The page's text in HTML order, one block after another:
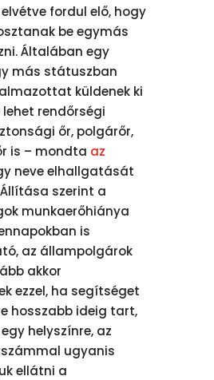
elvétve fordul elő, hogy
be egymás
Általában egy
más státuszban
küldenek ki
rendőrségi
őr, polgárőr,
is – mondta az
neve elhallgatását
szerint a
munkaerőhiánya
is
az állampolgárok
akkor
ezzel, ha segítséget
hosszabb ideig tart,
helyszínre, az
ugyanis
ellátni a